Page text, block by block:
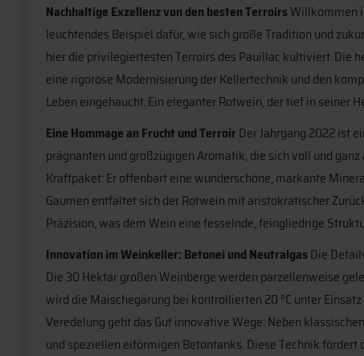
Nachhaltige Exzellenz von den besten TerroirsWillkommen
leuchtendes Beispiel dafür, wie sich große Tradition und
hier die privilegiertesten Terroirs des Pauillac kultiviert. Die
eine rigorose Modernisierung der Kellertechnik und den
Leben eingehaucht. Ein eleganter Rotwein, der tief in
Eine Hommage an Frucht und TerroirDer Jahrgang 2022 ist
prägnanten und großzügigen Aromatik, die sich voll und
Kraftpaket: Er offenbart eine wunderschöne, markante
Gaumen entfaltet sich der Rotwein mit aristokratischer
Präzision, was dem Wein eine fesselnde, feingliedrige
Innovation im Weinkeller: Betonei und NeutralgasDie
Die 30 Hektar großen Weinberge werden parzellenweise
wird die Maischegärung bei kontrollierten 20 °C unter
Veredelung geht das Gut innovative Wege: Neben
und speziellen eiförmigen Betontanks. Diese Technik